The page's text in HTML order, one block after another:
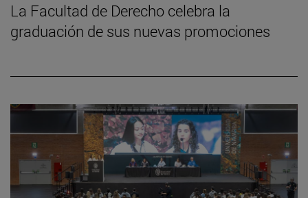
La Facultad de Derecho celebra la
graduación de sus nuevas promociones